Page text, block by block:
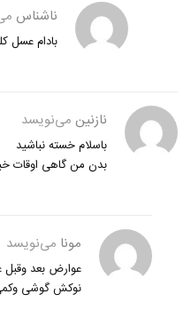
ناشناس
بادام عسل
نازنین می‌نویسد
باسلام خسته نباشید
بدن من گاهی اوقات
مونا می‌نویسد
عوارض بعد وقبل
نوکش گوشی